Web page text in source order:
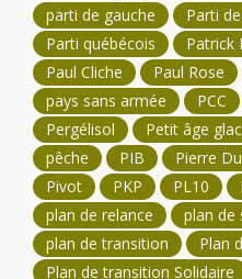
parti de gauche
Parti
Parti québécois
Patrick
Paul Cliche
Paul Rose
pays sans armée
PCC
Pergélisol
Petit âge
pêche
PIB Pierre
Pivot
PKP PL10
plan de relance
plan de
plan de transition
Plan
Plan de transition Solidaire